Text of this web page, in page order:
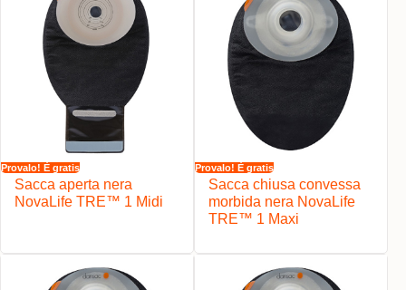
Provalo! È gratis
Sacca aperta nera
NovaLife TRE™ 1 Midi
Provalo! È gratis
Sacca chiusa convessa
morbida nera NovaLife
TRE™ 1 Maxi